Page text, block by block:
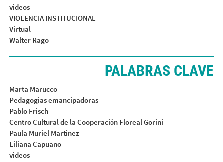
videos
VIOLENCIA INSTITUCIONAL
Virtual
Walter Rago
PALABRAS CLAVE
Marta Marucco
Pedagogias emancipadoras
Pablo Frisch
Centro Cultural de la Cooperación Floreal Gorini
Paula Muriel Martinez
Liliana Capuano
videos